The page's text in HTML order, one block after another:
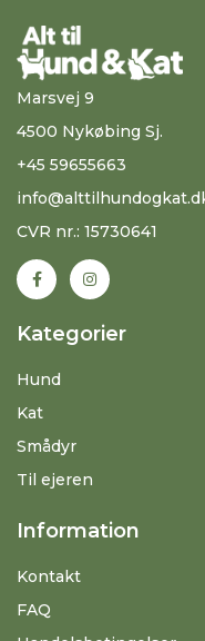
Marsvej 9
4500 Nykøbing Sj.
+45 59655663
CVR nr.: 15730641
Kategorier
Hund
Kat
Smådyr
Til ejeren
Information
Kontakt
FAQ